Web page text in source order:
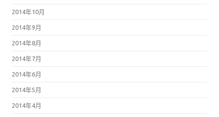
2014年10月
2014年9月
2014年8月
2014年7月
2014年6月
2014年5月
2014年4月